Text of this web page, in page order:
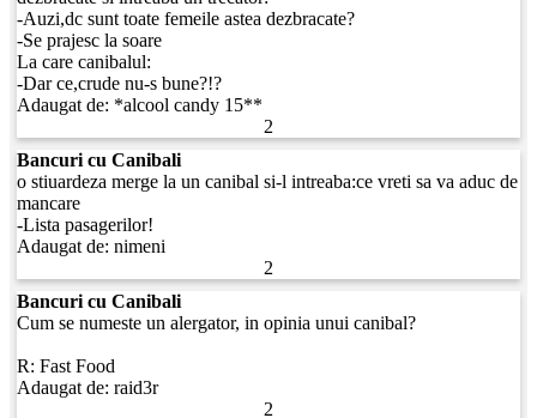
-Auzi,dc sunt toate femeile astea dezbracate?
-Se prajesc la soare
La care canibalul:
-Dar ce,crude nu-s bune?!?
Adaugat de: *alcool candy 15**
2
Bancuri cu Canibali
o stiuardeza merge la un canibal si-l intreaba:ce vreti sa va aduc de
mancare
-Lista pasagerilor!
Adaugat de:nimeni
2
Bancuri cu Canibali
Cum se numeste un alergator, in opinia unui canibal?
R: Fast Food
Adaugat de:raid3r
2